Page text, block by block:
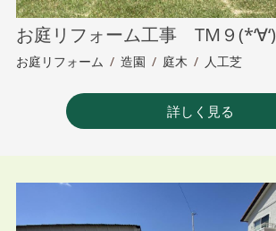
お庭リフォーム工事 TM９(*‘∀‘)
お庭リフォーム / 造園 / 庭木 / 人工芝
詳しく見る